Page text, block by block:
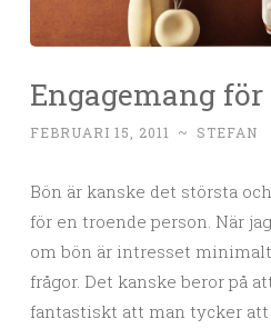
Engagemang
FEBRUARI 15, 2011 ~ STEFAN
Bön är kanske det största
för en troende person. När
om bön är intresset
frågor. Det kanske beror på
fantastiskt att man tycker